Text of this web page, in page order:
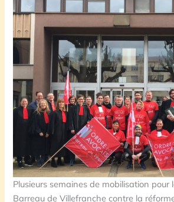
Plusieurs semaines de mobilisation pour
Barreau de Villefranche contre la